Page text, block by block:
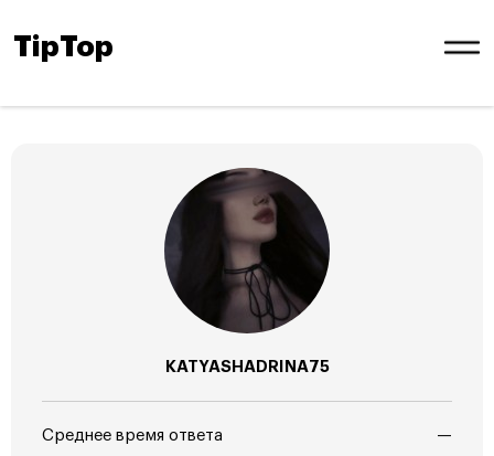
TipTop
KATYASHADRINA75
Среднее время ответа —